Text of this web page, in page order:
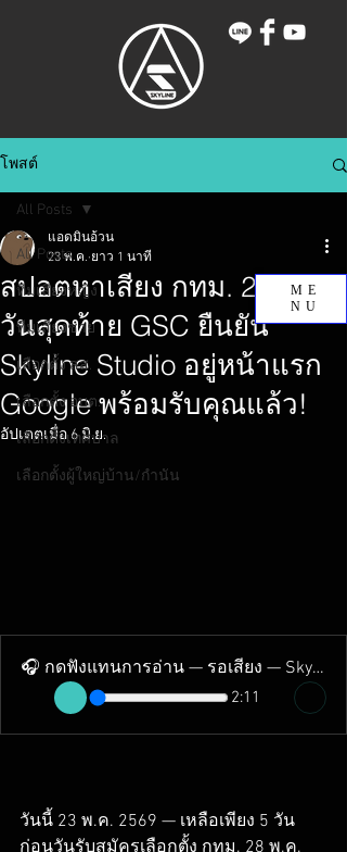
ME
NU
โพสต์
All Posts
ทีมเสียงหญิง
ทีมเสียงชาย
เลือกตั้ง สส.
เลือกตั้ง อบต.
เลือกตั้งเทศบาล
เลือกตั้งผู้ใหญ่บ้าน/กำนัน
All Posts
สปอตหาเสียง กทม. 2569: 5
วันสุดท้าย GSC ยืนยัน
Skyline Studio อยู่หน้าแรก
Google พร้อมรับคุณแล้ว!
แอดมินอ้วน
23 พ.ค. ยาว 1 นาที
อัปเดตเมื่อ6 มิ.ย.
🎧 กดฟังแทนการอ่าน — รอเสียง — Skyline Studio
2:11
วันนี้ 23 พ.ค. 2569 — เหลือเพียง 5 วัน
ก่อนวันรับสมัครเลือกตั้ง กทม. 28 พ.ค.